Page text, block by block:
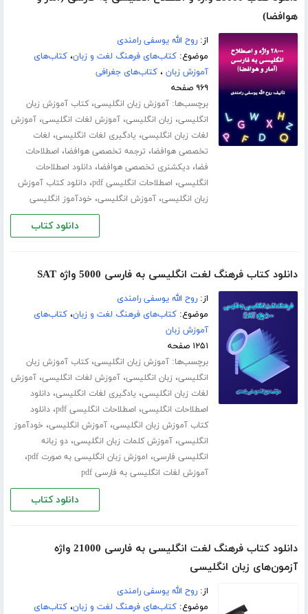
هوافضا)
از:روح الله یوسفی رامندی
موضوع:کتاب‌های فرهنگ لغت و زبان،کتاب‌های
آموزش زبان ،کتاب‌های جغرافی
۹۶۹ صفحه
برچسب‌ها:آموزش زبان انگلیسی،کتاب آموزش زبان
انگلیسی، زبان انگلیسی،آموزش لغات انگلیسی،آموزش
لغات زبان انگلیسی، یادگیری لغات انگلیسی، لغات
تخصصی هوافضا، ترجمه تخصصی هوافضا، اصطلاحات
فضا،دیکشنری تخصصی هوافضا،دانلود اصطلاحات
انگلیسی، اصطلاحات انگلیسی pdf ،دانلود کتاب آموزش
زبان انگلیسی،آموزش انگلیسی، خودآموز انگلیسی
دانلود کتاب
دانلود کتاب فرهنگ لغت انگلیسی به فارسی 5000 واژه SAT
از:روح الله یوسفی رامندی
موضوع:کتاب‌های فرهنگ لغت و زبان،کتاب‌های
آموزش زبان
۱۲۵۱ صفحه
برچسب‌ها:آموزش زبان انگلیسی،کتاب آموزش زبان
انگلیسی، زبان انگلیسی،آموزش لغات انگلیسی،آموزش
لغات زبان انگلیسی، یادگیری لغات انگلیسی،دانلود
اصطلاحات انگلیسی، اصطلاحات انگلیسی pdf ،دانلود
کتاب آموزش زبان انگلیسی،آموزش انگلیسی، خودآموز
انگلیسی،آموزش کلمات زبان انگلیسی،دو زبانه
انگلیسی فارسی، اموزش زبان انگلیسی به صورت pdf ،
آموزش لغات انگلیسی به فارسی pdf
دانلود کتاب
دانلود کتاب فرهنگ لغت انگلیسی به فارسی 21000 واژه
آزمون‌های زبان انگلیسی
از:روح الله یوسفی رامندی
موضوع:کتاب‌های فرهنگ لغت و زبان،کتاب‌های